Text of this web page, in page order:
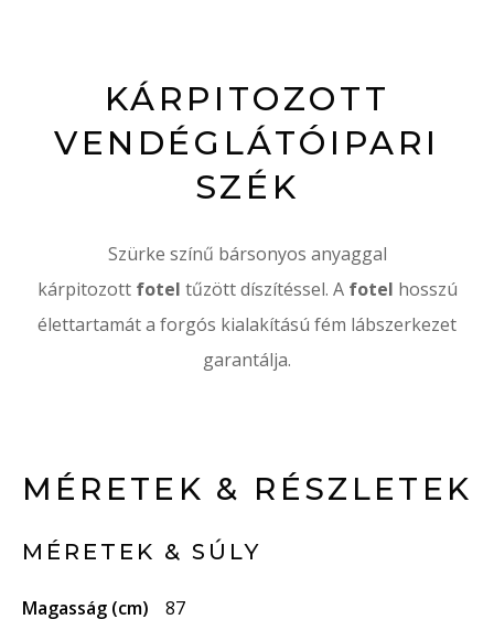
KÁRPITOZOTT
VENDÉGLÁTÓIPARI
SZÉK
Szürke színű bársonyos anyaggal
kárpitozott fotel tűzött díszítéssel. A fotel hosszú
élettartamát a forgós kialakítású fém lábszerkezet
garantálja.
MÉRETEK & RÉSZLETEK
MÉRETEK & SÚLY
Magasság (cm)
87